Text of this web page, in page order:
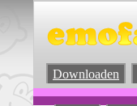
Downloaden